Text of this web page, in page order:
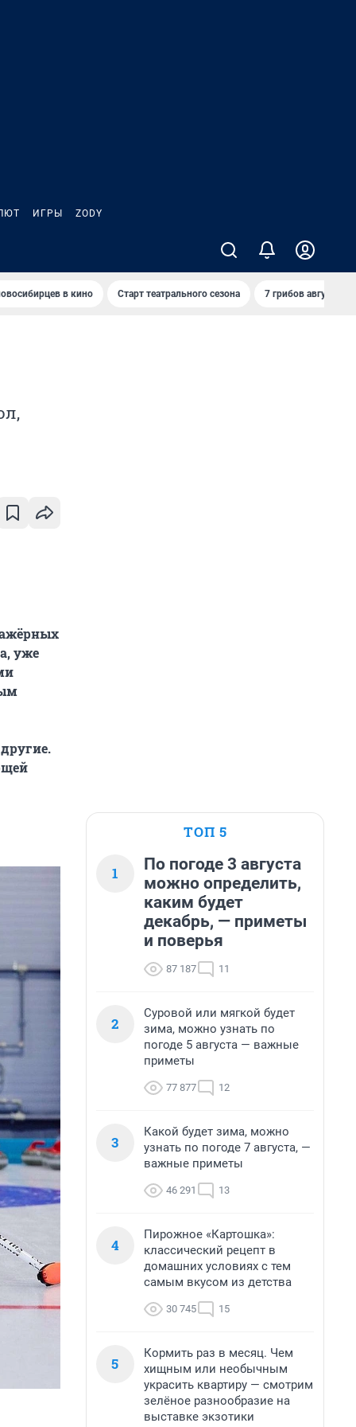
ИГРЫ ZODY
в кино Старт театрального сезона 7 грибов августа
уже
ТОП 5
1
По погоде 3 августа
можно определить,
каким будет
декабрь, — приметы
и поверья
87 187 11
2
Суровой или мягкой будет
зима, можно узнать по
погоде 5 августа — важные
приметы
77 877 12
3
Какой будет зима, можно
узнать по погоде 7 августа, —
важные приметы
46 291 13
4
Пирожное «Картошка»:
классический рецепт в
домашних условиях с тем
самым вкусом из детства
30 745 15
5
Кормить раз в месяц. Чем
хищным или необычным
украсить квартиру — смотрим
зелёное разнообразие на
выставке экзотики